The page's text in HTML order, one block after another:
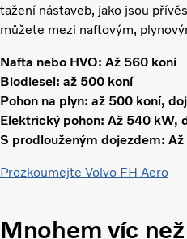
tažení nástaveb, jako jsou
můžete mezi naftovým,
Nafta nebo HVO: Až 560 koní
Biodiesel: až 500 koní
Pohon na plyn: až 500 koní,
Elektrický pohon: Až 540 kW,
S prodlouženým dojezdem:
Prozkoumejte Volvo FH Aero
Mnohem víc